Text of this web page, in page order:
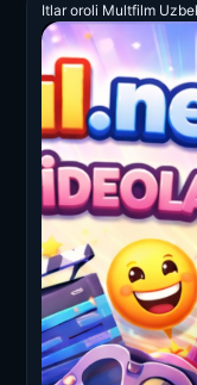
Itlar oroli Multfilm